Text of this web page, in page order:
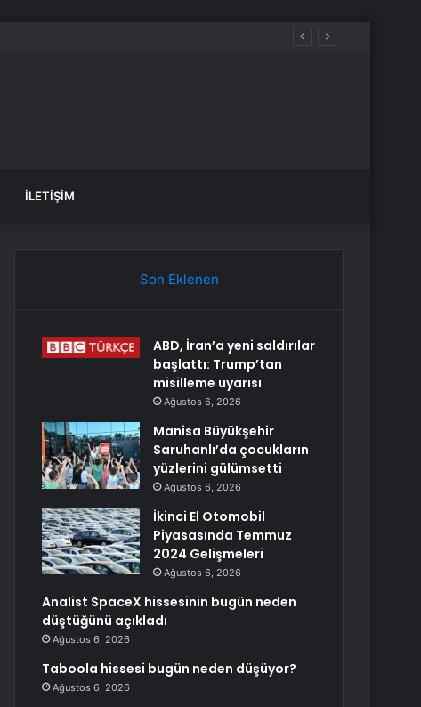
İLETIŞIM
Son Eklenen
ABD, İran’a yeni saldırılar
başlattı: Trump’tan
misilleme uyarısı
Ağustos 6, 2026
Manisa Büyükşehir
Saruhanlı’da çocukların
yüzlerini gülümsetti
Ağustos 6, 2026
İkinci El Otomobil
Piyasasında Temmuz
2024 Gelişmeleri
Ağustos 6, 2026
Analist SpaceX hissesinin bugün neden
düştüğünü açıkladı
Ağustos 6, 2026
Taboola hissesi bugün neden düşüyor?
Ağustos 6, 2026